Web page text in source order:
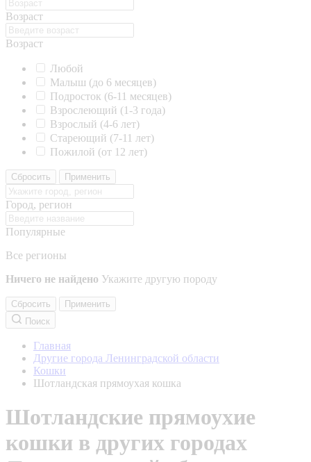
Возраст
Возраст
Любой
Малыш (до 6 месяцев)
Подросток (6-11 месяцев)
Взрослеющий (1-3 года)
Взрослый (4-6 лет)
Стареющий (7-11 лет)
Пожилой (от 12 лет)
Сбросить Применить
Город, регион
Популярные
Все регионы
Ничего не найдено Укажите другую породу
Сбросить
Применить
Поиск
Главная
Другие города Ленинградской области
Кошки
Шотландская прямоухая кошка
Шотландские прямоухие
кошки в других городах